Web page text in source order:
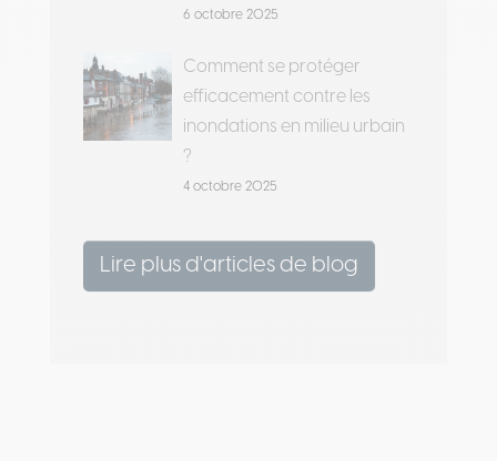
6 octobre 2025
Comment se protéger
efficacement contre les
inondations en milieu urbain
?
4 octobre 2025
Lire plus d'articles de blog